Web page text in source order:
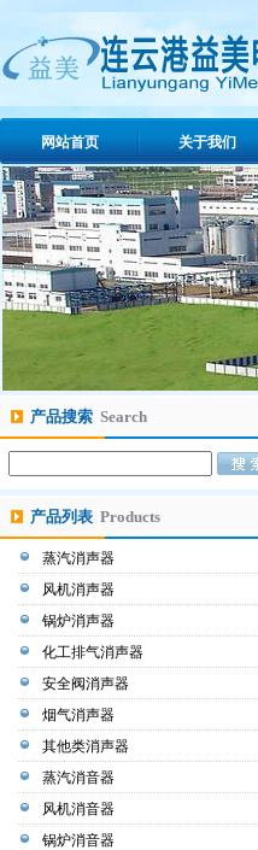
网站首页 关于我们
产品搜索 Search
产品列表 Products
蒸汽消声器
风机消声器
锅炉消声器
化工排气消声器
安全阀消声器
烟气消声器
其他类消声器
蒸汽消音器
风机消音器
锅炉消音器